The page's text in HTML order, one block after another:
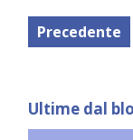
Precedente
Ultime dal